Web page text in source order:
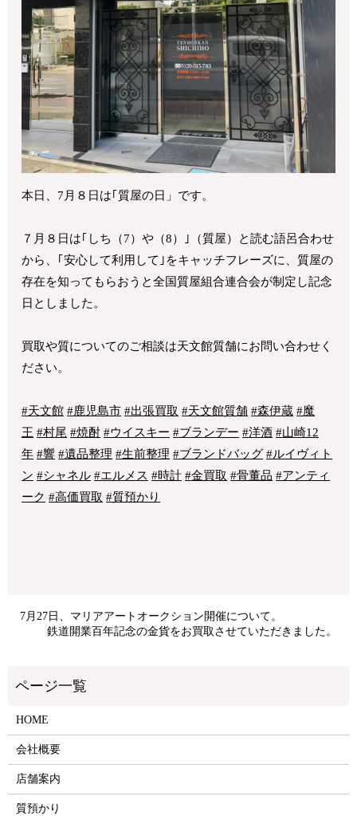
本日、7月８日は｢質屋の日」です。
７月８日は｢しち（7）や（8）｣（質屋）と読む語呂合わせ
から、｢安心して利用して｣をキャッチフレーズに、質屋の
存在を知ってもらおうと全国質屋組合連合会が制定し記念
日としました。
買取や質についてのご相談は天文館質舗にお問い合わせく
ださい。
#天文館 #鹿児島市 #出張買取 #天文館質舗 #森伊蔵 #魔
王 #村尾 #焼酎 #ウイスキー #ブランデー #洋酒 #山崎12
年 #響 #遺品整理 #生前整理 #ブランドバッグ #ルイヴィト
ン #シャネル #エルメス #時計 #金買取 #骨董品 #アンティ
ーク #高価買取 #質預かり
7月27日、マリアアートオークション開催について。
鉄道開業百年記念の金貨をお買取させていただきました。
HOME
会社概要
店舗案内
質預かり